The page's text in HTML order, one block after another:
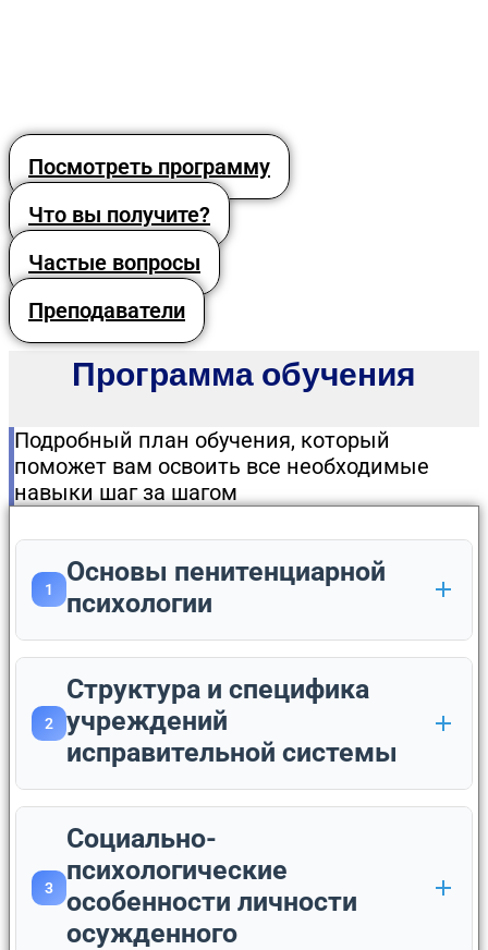
Посмотреть программу
Что вы получите?
Частые вопросы
Преподаватели
Программа обучения
Подробный план обучения, который
поможет вам освоить все необходимые
навыки шаг за шагом
1
Основы пенитенциарной
психологии
2
Структура и специфика
учреждений
исправительной системы
3
Социально-
психологические
особенности личности
осужденного